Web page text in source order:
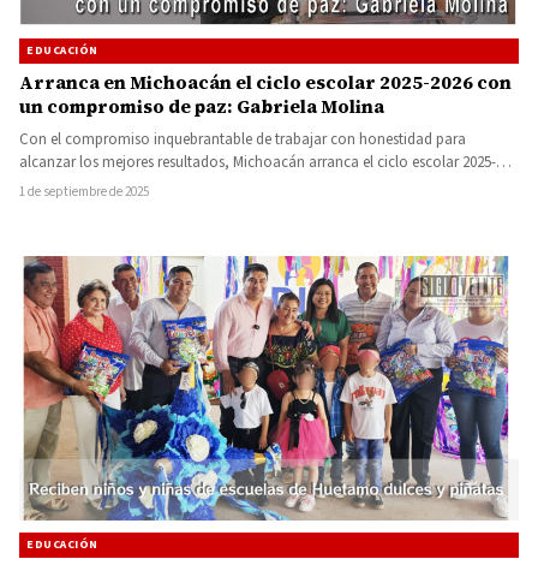
EDUCACIÓN
Arranca en Michoacán el ciclo escolar 2025-2026 con
un compromiso de paz: Gabriela Molina
Con el compromiso inquebrantable de trabajar con honestidad para
alcanzar los mejores resultados, Michoacán arranca el ciclo escolar 2025-
2026 para…
1 de septiembre de 2025
EDUCACIÓN